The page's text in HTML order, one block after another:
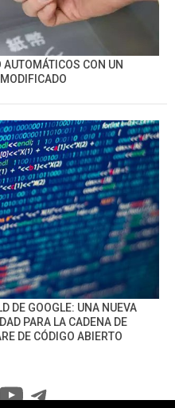
CON UN
DE GOOGLE: UNA NUEVA
PARA LA CADENA DE
DE CÓDIGO ABIERTO
Telegram